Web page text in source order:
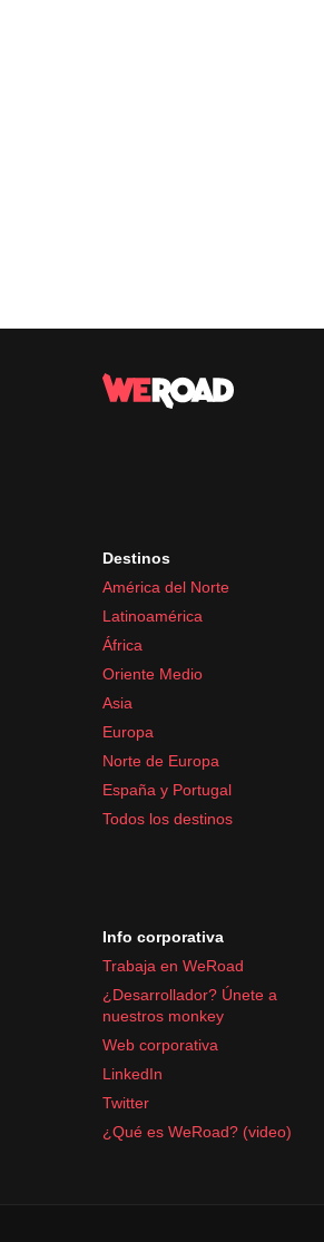
Destinos
América del Norte
Latinoamérica
África
Oriente Medio
Asia
Europa
Norte de Europa
España y Portugal
Todos los destinos
Info corporativa
Trabaja en WeRoad
¿Desarrollador? Únete a
nuestros monkey
Web corporativa
LinkedIn
Twitter
¿Qué es WeRoad? (video)